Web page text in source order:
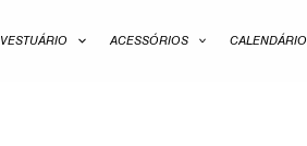
VESTUÁRIO ACESSÓRIOS CALENDÁRIO